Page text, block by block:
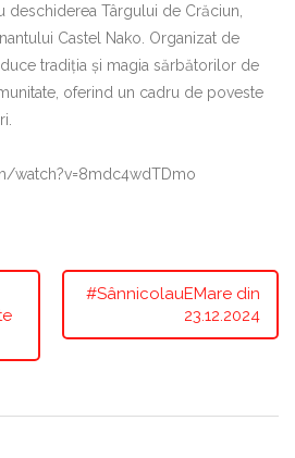
deschiderea Târgului de Crăciun,
Castel Nako. Organizat de
tradiția și magia sărbătorilor de
oferind un cadru de poveste
watch?v=8mdc4wdTDmo
#SânnicolauEMare din
23.12.2024